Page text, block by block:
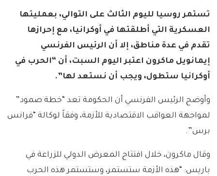
تستمر روسيا لليوم الثالث على التوالي، بعمليتها
العسكرية التي أطلقتها في أوكرانيا، مع إحرازها
تقدم في عدة مناطق، إلا أن الرئيس الفرنسي
إيمانويل ماكرون اعتبر اليوم السبت، أن “الحرب في
أوكرانيا ستطول، ويجب أن نستعد لها”.
وأوضح الرئيس الفرنسي أن الحكومة تعد “خطة صمود”
لمواجهة العواقب الاقتصادية للأزمة، وفقاً لوكالة “فرانس
برس”.
وقال ماكرون، خلال افتتاح المعرض الدولي للزراعة في
باريس: “هذه الأزمة ستستمر، وستستمر هذه الحرب